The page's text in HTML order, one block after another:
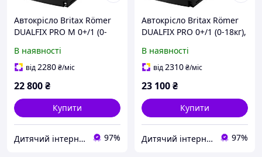
Автокрісло Britax Römer
DUALFIX PRO M 0+/1 (0-
В наявності
від2280₴/міс
22 800₴
Купити
Дитячий інтернет-магазин "Lolly Dolly" 97%
Автокрісло Britax Römer
DUALFIX PRO 0+/1 (0-18кг),
В наявності
від2310₴/міс
23 100₴
Купити
Дитячий інтернет-магазин "Lolly Dolly" 97%